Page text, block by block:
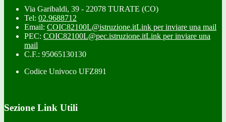
Via Garibaldi, 39 - 22078 TURATE (CO)
Tel: 02.9688712
Email: COIC82100L@istruzione.itLink per inviare una mail
PEC: COIC82100L@pec.istruzione.itLink per inviare una
mail
C.F.: 95065130130
Codice Univoco UFZ891
Sezione Link Utili